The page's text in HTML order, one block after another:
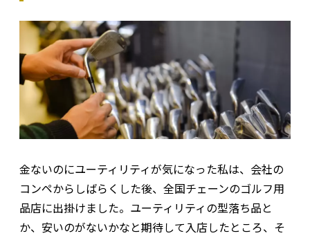
金ないのにユーティリティが気になった私は、会社の
コンペからしばらくした後、全国チェーンのゴルフ用
品店に出掛けました。ユーティリティの型落ち品と
か、安いのがないかなと期待して入店したところ、そ